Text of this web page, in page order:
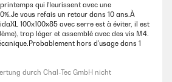
haben. Die Anleitung war für mich
Füllung mit Erde ist die
Wir haben Sie daher aufgebaut, mit
Kaninchendraht und Kiesel gegen
und dann gleich mit Erde befüllt.Das
Arbeitshöhe zur Aussaat und Ernte.
bei der Arbeit auf den Rändern des
qui fleurissent avec une
vous refais un retour dans 10 ans.À
100x100x85 avec serre est à éviter, il est
trop léger et assemblé avec des vis M4.
hors d'usage dans 1
durch Chal-Tec GmbH nicht